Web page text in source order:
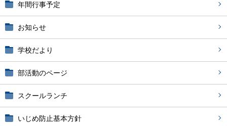
年間行事予定
お知らせ
学校だより
部活動のページ
スクールランチ
いじめ防止基本方針